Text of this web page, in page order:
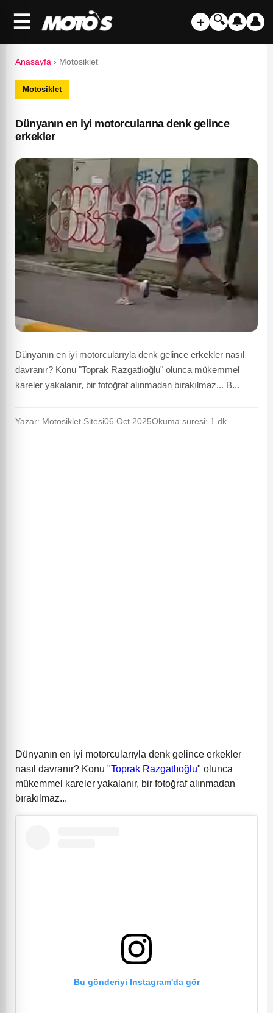
☰ ＋ 🔍 🔔 👤
Anasayfa › Motosiklet
Motosiklet
Dünyanın en iyi motorcularına denk gelince
erkekler
Dünyanın en iyi motorcularıyla denk gelince erkekler nasıl
davranır? Konu "Toprak Razgatlıoğlu" olunca mükemmel
kareler yakalanır, bir fotoğraf alınmadan bırakılmaz... B...
Yazar: Motosiklet Sitesi06 Oct 2025Okuma süresi: 1 dk
Dünyanın en iyi motorcularıyla denk gelince erkekler
nasıl davranır? Konu "Toprak Razgatlıoğlu" olunca
mükemmel kareler yakalanır, bir fotoğraf alınmadan
bırakılmaz...
Bu gönderiyi Instagram'da gör